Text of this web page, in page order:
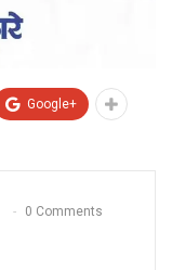
Google+
0 Comments